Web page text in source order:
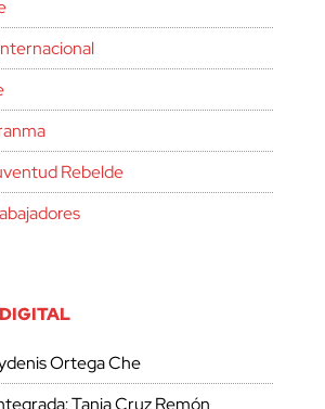
Rebelde
Ortega Che